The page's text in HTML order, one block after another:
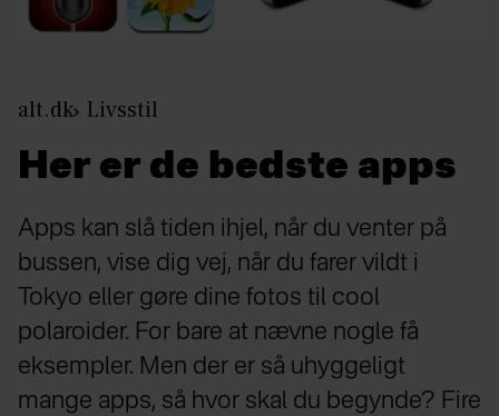
alt.dk Livsstil
Her er de bedste apps
Apps kan slå tiden ihjel, når du venter på
bussen, vise dig vej, når du farer vildt i
Tokyo eller gøre dine fotos til cool
polaroider. For bare at nævne nogle få
eksempler. Men der er så uhyggeligt
mange apps, så hvor skal du begynde? Fire